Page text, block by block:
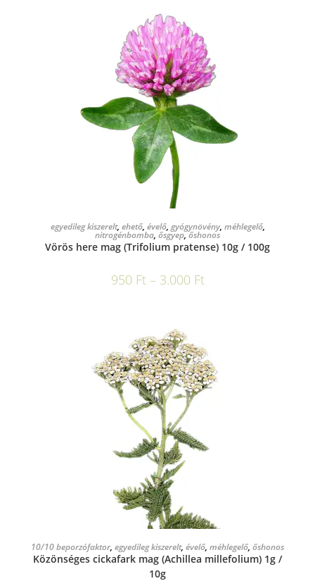
OPCIÓK VÁLASZTÁSA
egyedileg kiszerelt, ehető, évelő, gyógynövény, méhlegelő,
nitrogénbomba, ősgyep,őshonos
Vörös here mag (Trifolium pratense) 10g / 100g
950 Ft – 3.000 Ft
OPCIÓK VÁLASZTÁSA
10/10 beporzófaktor, egyedileg kiszerelt, évelő, méhlegelő, őshonos
Közönséges cickafark mag (Achillea millefolium) 1g /
10g